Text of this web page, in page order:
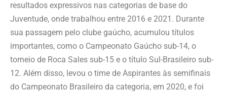
resultados expressivos nas categorias de base do
Juventude, onde trabalhou entre 2016 e 2021. Durante
sua passagem pelo clube gaúcho, acumulou títulos
importantes, como o Campeonato Gaúcho sub-14, o
torneio de Roca Sales sub-15 e o título Sul-Brasileiro sub-
12. Além disso, levou o time de Aspirantes às semifinais
do Campeonato Brasileiro da categoria, em 2020, e foi